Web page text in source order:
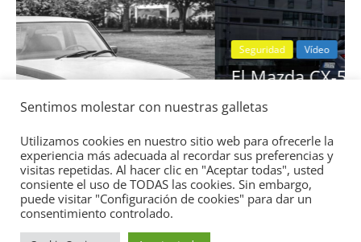
Seguridad Vídeo
El Mazda CX-5 2022 logra la máxima
nota en las pruebas de seguridad del
IIHS
11 de noviembre de 2021 mospotter84 0
Sentimos molestar con nuestras galletas
Utilizamos cookies en nuestro sitio web para ofrecerle la
experiencia más adecuada al recordar sus preferencias y
visitas repetidas. Al hacer clic en "Aceptar todas", usted
consiente el uso de TODAS las cookies. Sin embargo,
puede visitar "Configuración de cookies" para dar un
consentimiento controlado.